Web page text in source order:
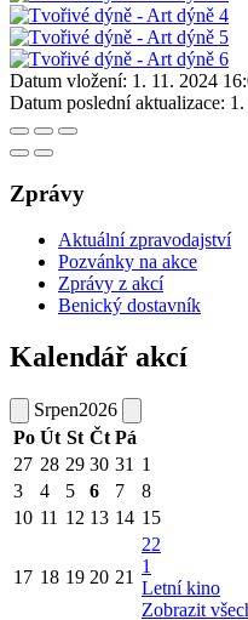
Datum vložení: 1. 11. 2024
Datum poslední aktualizace:
Zprávy
Aktuální zpravodajství
Pozvánky na akce
Zprávy z akcí
Benický dostavník
Kalendář akcí
Srpen2026
Po Út St Čt Pá
27 28 29 30 31 1
3
4 5 6 7 8
10 11 12 13 14 15
17 18 19 20 21
22
1
Letní kino
Zobrazit